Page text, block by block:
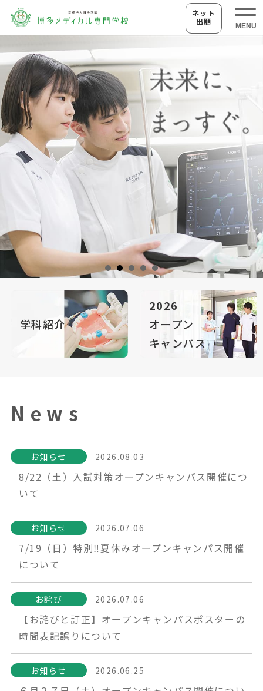
ネット
出願
MENU
学科紹介
2026
オープン
キャンパス
News
お知らせ 2026.08.03
8/22（土）入試対策オープンキャンパス開催につ
いて
お知らせ 2026.07.06
7/19（日）特別‼夏休みオープンキャンパス開催
について
お詫び 2026.07.06
【お詫びと訂正】オープンキャンパスポスターの
時間表記誤りについて
お知らせ 2026.06.25